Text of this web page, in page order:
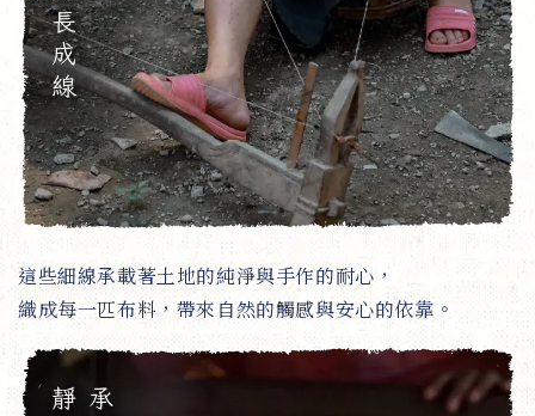
這些細線承載著土地的純淨與手作的耐心，
織成每一匹布料，帶來自然的觸感與安心的依靠。